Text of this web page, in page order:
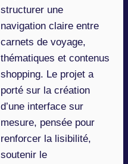
structurer une
navigation claire entre
carnets de voyage,
thématiques et contenus
shopping. Le projet a
porté sur la création
d’une interface sur
mesure, pensée pour
renforcer la lisibilité,
soutenir le